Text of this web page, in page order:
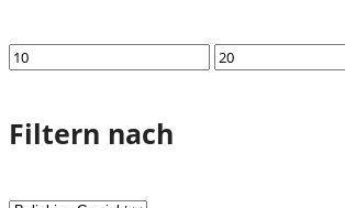
Min.
Preis
Max.
Preis
Filtern nach